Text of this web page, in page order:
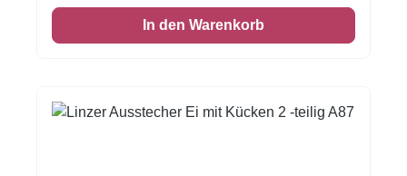
und kühl stellen. Einfach - und sooo lecker!5
cm | Edelstahl, doppelseitig nutzbarInhalt: 1
In den Warenkorb